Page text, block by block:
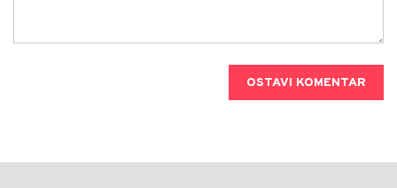
OSTAVI KOMENTAR